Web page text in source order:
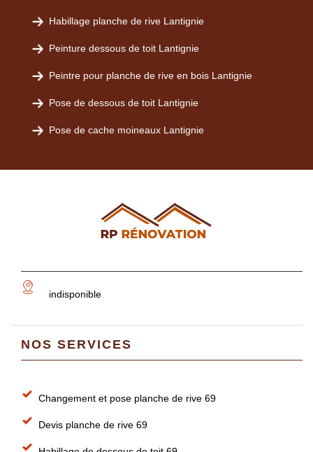
Habillage planche de rive Lantignie
Peinture dessous de toit Lantignie
Peintre pour planche de rive en bois Lantignie
Pose de dessous de toit Lantignie
Pose de cache moineaux Lantignie
indisponible
NOS SERVICES
Changement et pose planche de rive 69
Devis planche de rive 69